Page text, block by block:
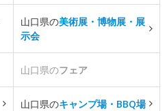
山口県の美術展・博物展・展
示会
山口県のフェア
山口県のキャンプ場・BBQ場